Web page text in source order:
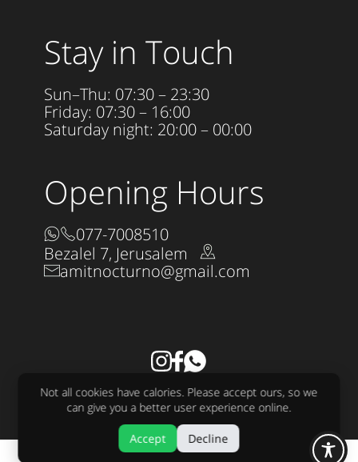
Opening Hours
077-7008510
Bezalel 7, Jerusalem
amitnocturno@gmail.com
Stay in Touch
Sun–Thu: 07:30 – 23:30
Friday: 07:30 – 16:00
Saturday night: 20:00 – 00:00
Accessibility Statement
All rights reserved to Nocturno LTD 2025
Design:rawDevelopment:sjonnie
Not all cookies have calories. Please accept ours, so we
can give you a better user experience online.
Decline
Accept